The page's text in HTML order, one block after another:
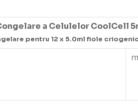
a Celulelor CoolCell
pentru 12 x 5.0ml fiole